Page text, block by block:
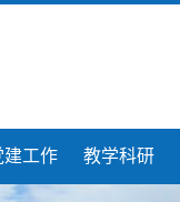
建工作 教学科研